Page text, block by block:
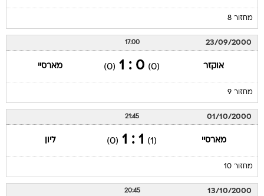
מחזור 8
23/09/2000
17:00
אוקזר (0)
0 : 1
(0) מארסיי
מחזור 9
01/10/2000
21:45
מארסיי (1)
1 : 1
(0) ליון
מחזור 10
13/10/2000
20:45